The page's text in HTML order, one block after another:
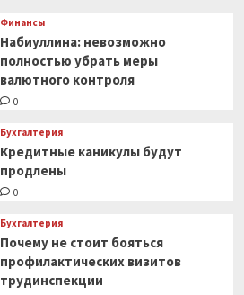
Финансы
Набиуллина: невозможно
полностью убрать меры
валютного контроля
0
Бухгалтерия
Кредитные каникулы будут
продлены
0
Бухгалтерия
Почему не стоит бояться
профилактических визитов
трудинспекции